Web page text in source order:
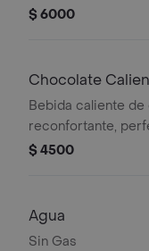
$ 6000
Chocolate
Bebida caliente
reconfortante,
fríos.
$ 4500
Agua
Sin Gas